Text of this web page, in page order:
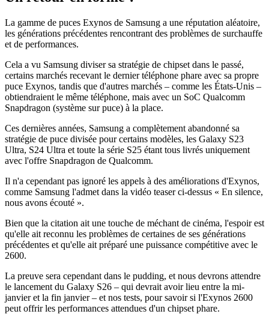
La gamme de puces Exynos de Samsung a une réputation aléatoire,
les générations précédentes rencontrant des problèmes de surchauffe
et de performances.
Cela a vu Samsung diviser sa stratégie de chipset dans le passé,
certains marchés recevant le dernier téléphone phare avec sa propre
puce Exynos, tandis que d'autres marchés – comme les États-Unis –
obtiendraient le même téléphone, mais avec un SoC Qualcomm
Snapdragon (système sur puce) à la place.
Ces dernières années, Samsung a complètement abandonné sa
stratégie de puce divisée pour certains modèles, les Galaxy S23
Ultra, S24 Ultra et toute la série S25 étant tous livrés uniquement
avec l'offre Snapdragon de Qualcomm.
Il n'a cependant pas ignoré les appels à des améliorations d'Exynos,
comme Samsung l'admet dans la vidéo teaser ci-dessus « En silence,
nous avons écouté ».
Bien que la citation ait une touche de méchant de cinéma, l'espoir est
qu'elle ait reconnu les problèmes de certaines de ses générations
précédentes et qu'elle ait préparé une puissance compétitive avec le
2600.
La preuve sera cependant dans le pudding, et nous devrons attendre
le lancement du Galaxy S26 – qui devrait avoir lieu entre la mi-
janvier et la fin janvier – et nos tests, pour savoir si l'Exynos 2600
peut offrir les performances attendues d'un chipset phare.